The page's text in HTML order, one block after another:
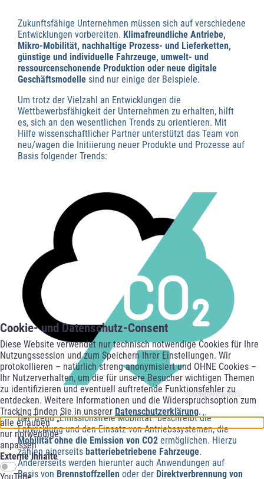
Cookie- und Datenschutz-Consent
Diese Website verwendet nur technisch notwendige Cookies für Ihre
Nutzungssession und zum Speichern Ihrer Einstellungen. Wir
protokollieren – natürlich streng anonymisiert und OHNE Cookies –
Ihr Nutzerverhalten, um die für unsere Besucher wichtigen Themen
zu identifizieren und eventuell auftretende Funktionsfehler zu
entdecken. Weitere Informationen und die Widerspruchsoption zum
Tracking finden Sie in unserer Datenschutzerklärung.
alle erlauben
nur notwendige
anpassen
Externe Inhalte
Zukunftsfähige Unternehmen müssen sich auf verschiedene
Entwicklungen vorbereiten. Klimafreundliche Antriebe,
Mikro-Mobilität, nachhaltige Prozess- und Lieferketten,
günstige und individuelle Fahrzeuge, umwelt- und
ressourcenschonende Produktion oder neue digitale
Geschäftsmodelle sind nur einige der Beispiele.
Um trotz der Vielzahl an Entwicklungen die
Wettbewerbsfähigkeit der Unternehmen zu erhalten, hilft
es, sich an den wesentlichen Trends zu orientieren. Mit
Hilfe wissenschaftlicher Partner unterstützt das Team von
neu/wagen die Initiierung neuer Produkte und Prozesse auf
Basis folgender Trends:
© Region Hannover
Der Trend „Emissionsfreie Mobilität“ beschreibt die
Entwicklung und den Einsatz von Antriebssystemen, die
Mobilität ohne die Emission von CO2 ermöglichen. Hierzu
zählen einerseits batteriebetriebene Fahrzeuge.
Andererseits werden hierunter auch Anwendungen auf
Basis von Brennstoffzellen oder der Direktverbrennung von